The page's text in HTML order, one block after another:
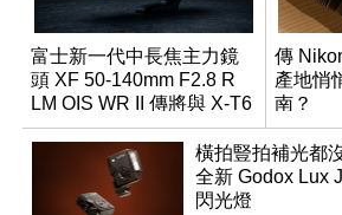
富士新一代中長焦主力鏡
頭 XF 50-140mm F2.8 R
LM OIS WR II 傳將與 X-T6
同步亮相
傳
產地悄
南？
橫拍豎拍補光都
全新 Godox Lux
閃光燈